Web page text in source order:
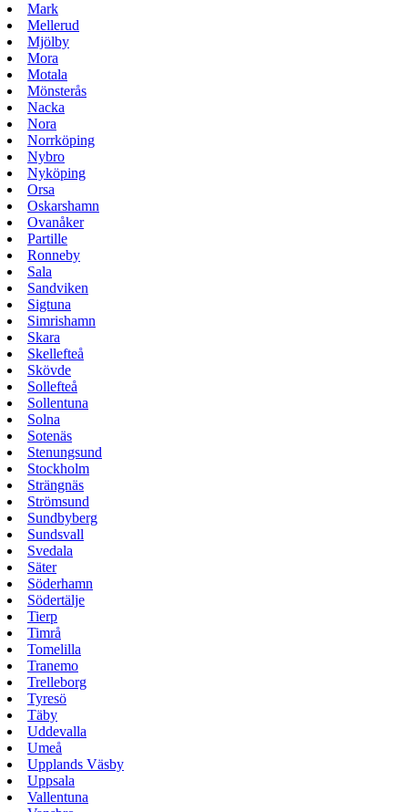
Mark
Mellerud
Mjölby
Mora
Motala
Mönsterås
Nacka
Nora
Norrköping
Nybro
Nyköping
Orsa
Oskarshamn
Ovanåker
Partille
Ronneby
Sala
Sandviken
Sigtuna
Simrishamn
Skara
Skellefteå
Skövde
Sollefteå
Sollentuna
Solna
Sotenäs
Stenungsund
Stockholm
Strängnäs
Strömsund
Sundbyberg
Sundsvall
Svedala
Säter
Söderhamn
Södertälje
Tierp
Timrå
Tomelilla
Tranemo
Trelleborg
Tyresö
Täby
Uddevalla
Umeå
Upplands Väsby
Uppsala
Vallentuna